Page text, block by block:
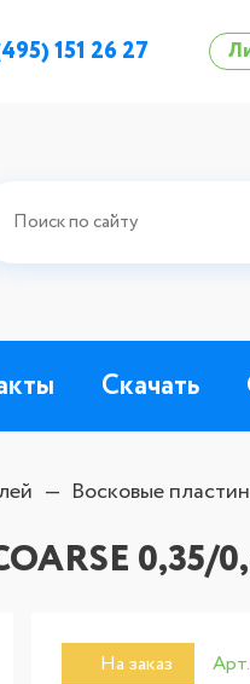
151 26 27
Скачать
Восковые
На заказ